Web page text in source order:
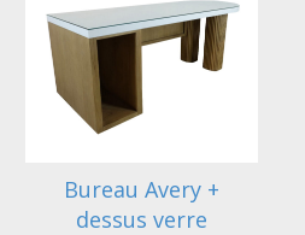
Bureau Avery +
dessus verre